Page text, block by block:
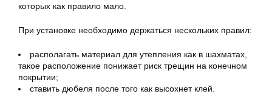
которых как правило мало.
При установке необходимо держаться нескольких правил:
располагать материал для утепления как в шахматах,
такое расположение понижает риск трещин на конечном
покрытии;
ставить дюбеля после того как высохнет клей.